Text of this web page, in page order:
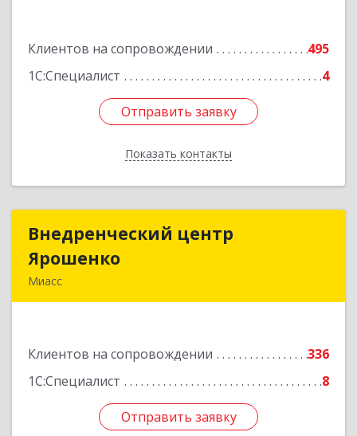
Клиентов на сопровождении
495
1С:Специалист
4
Отправить заявку
Показать контакты
Подробнее
Отправить заявку
Назад
Внедренческий центр
Ярошенко
Миасс
Клиентов на сопровождении
336
1С:Специалист
8
Отправить заявку
Внедренческий центр
Подробнее
Отправить заявку